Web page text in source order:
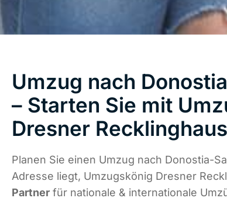
Umzug nach
– Starten Sie mit
Dresner
Planen Sie einen Umzug nach Donostia-
Adresse liegt, Umzugskönig Dresner
Partner für nationale & internationale